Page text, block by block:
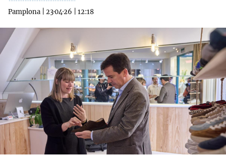
Pamplona
23·04·26 12:18